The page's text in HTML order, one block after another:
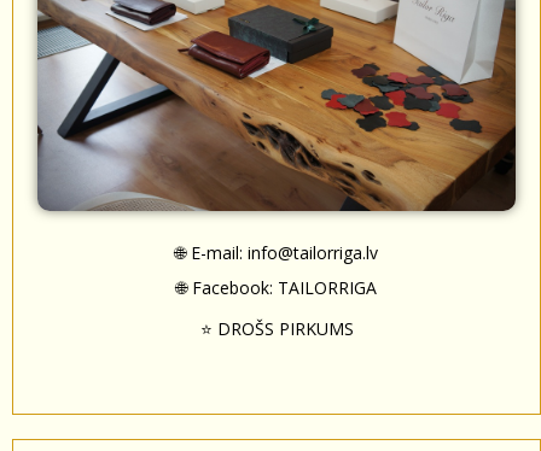
🌐 E-mail: info@tailorriga.lv
🌐 Facebook: TAILORRIGA
⭐ DROŠS PIRKUMS